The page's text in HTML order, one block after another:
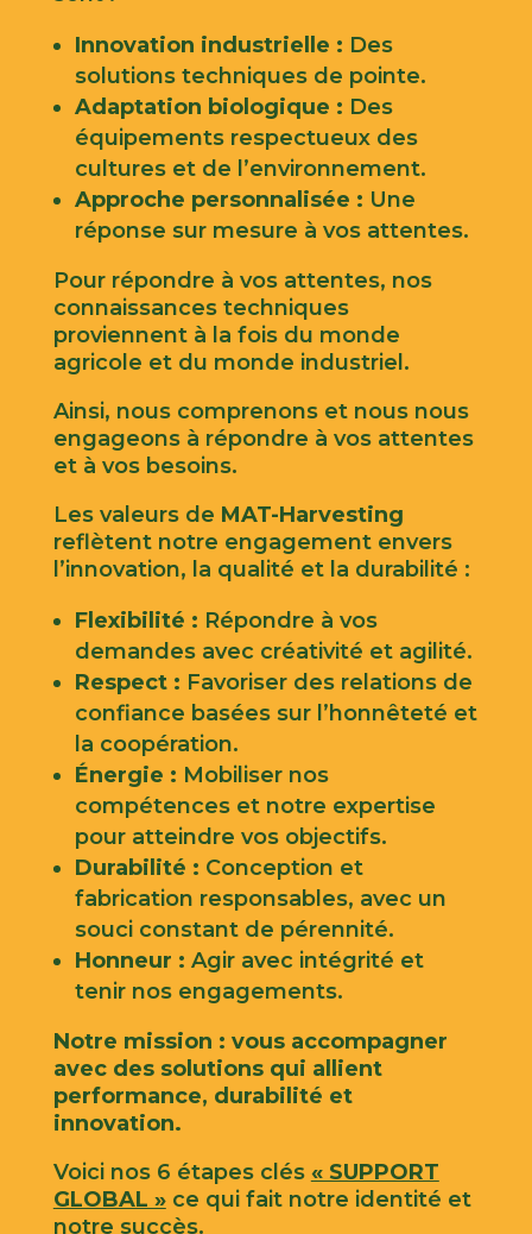
Innovation industrielle : Des
solutions techniques de pointe.
Adaptation biologique : Des
équipements respectueux des
cultures et de l’environnement.
Approche personnalisée : Une
réponse sur mesure à vos attentes.
Pour répondre à vos attentes, nos
connaissances techniques
proviennent à la fois du monde
agricole et du monde industriel.
Ainsi, nous comprenons et nous nous
engageons à répondre à vos attentes
et à vos besoins.
Les valeurs de MAT-Harvesting
reflètent notre engagement envers
l’innovation, la qualité et la durabilité :
Flexibilité : Répondre à vos
demandes avec créativité et agilité.
Respect: Favoriser des relations de
confiance basées sur l’honnêteté et
la coopération.
Énergie : Mobiliser nos
compétences et notre expertise
pour atteindre vos objectifs.
Durabilité : Conception et
fabrication responsables, avec un
souci constant de pérennité.
Honneur : Agir avec intégrité et
tenir nos engagements.
Notre mission : vous accompagner
avec des solutions qui allient
performance, durabilité et
innovation.
Voici nos 6 étapes clés « SUPPORT
GLOBAL »ce qui fait notre identité et
notre succès.